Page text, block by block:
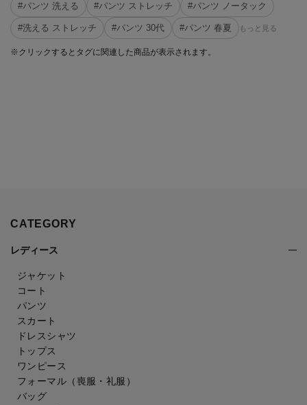
#パンツ 洗える #パンツ ストレッチ #パンツ ノータック
#洗える ストレッチ #パンツ 30代 #パンツ 春夏 もっと見る
※クリックするとタグに関連した商品が表示されます。
CATEGORY
レディース
ジャケット
コート
パンツ
スカート
ドレスシャツ
トップス
ワンピース
フォーマル（喪服・礼服）
バッグ